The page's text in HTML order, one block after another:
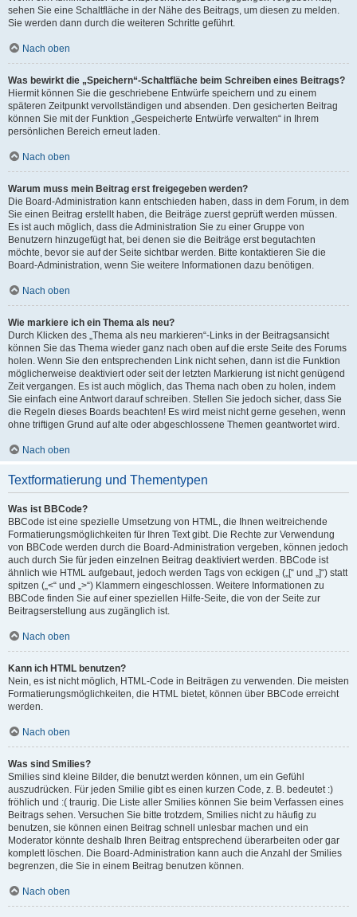
sehen Sie eine Schaltfläche in der Nähe des Beitrags, um diesen zu melden.
Sie werden dann durch die weiteren Schritte geführt.
Nach oben
Was bewirkt die „Speichern“-Schaltfläche beim Schreiben eines Beitrags?
Hiermit können Sie die geschriebene Entwürfe speichern und zu einem
späteren Zeitpunkt vervollständigen und absenden. Den gesicherten Beitrag
können Sie mit der Funktion „Gespeicherte Entwürfe verwalten“ in Ihrem
persönlichen Bereich erneut laden.
Nach oben
Warum muss mein Beitrag erst freigegeben werden?
Die Board-Administration kann entschieden haben, dass in dem Forum, in dem
Sie einen Beitrag erstellt haben, die Beiträge zuerst geprüft werden müssen.
Es ist auch möglich, dass die Administration Sie zu einer Gruppe von
Benutzern hinzugefügt hat, bei denen sie die Beiträge erst begutachten
möchte, bevor sie auf der Seite sichtbar werden. Bitte kontaktieren Sie die
Board-Administration, wenn Sie weitere Informationen dazu benötigen.
Nach oben
Wie markiere ich ein Thema als neu?
Durch Klicken des „Thema als neu markieren“-Links in der Beitragsansicht
können Sie das Thema wieder ganz nach oben auf die erste Seite des Forums
holen. Wenn Sie den entsprechenden Link nicht sehen, dann ist die Funktion
möglicherweise deaktiviert oder seit der letzten Markierung ist nicht genügend
Zeit vergangen. Es ist auch möglich, das Thema nach oben zu holen, indem
Sie einfach eine Antwort darauf schreiben. Stellen Sie jedoch sicher, dass Sie
die Regeln dieses Boards beachten! Es wird meist nicht gerne gesehen, wenn
ohne triftigen Grund auf alte oder abgeschlossene Themen geantwortet wird.
Nach oben
Textformatierung und Thementypen
Was ist BBCode?
BBCode ist eine spezielle Umsetzung von HTML, die Ihnen weitreichende
Formatierungsmöglichkeiten für Ihren Text gibt. Die Rechte zur Verwendung
von BBCode werden durch die Board-Administration vergeben, können jedoch
auch durch Sie für jeden einzelnen Beitrag deaktiviert werden. BBCode ist
ähnlich wie HTML aufgebaut, jedoch werden Tags von eckigen („[“ und „]“) statt
spitzen („<“ und „>“) Klammern eingeschlossen. Weitere Informationen zu
BBCode finden Sie auf einer speziellen Hilfe-Seite, die von der Seite zur
Beitragserstellung aus zugänglich ist.
Nach oben
Kann ich HTML benutzen?
Nein, es ist nicht möglich, HTML-Code in Beiträgen zu verwenden. Die meisten
Formatierungsmöglichkeiten, die HTML bietet, können über BBCode erreicht
werden.
Nach oben
Was sind Smilies?
Smilies sind kleine Bilder, die benutzt werden können, um ein Gefühl
auszudrücken. Für jeden Smilie gibt es einen kurzen Code, z. B. bedeutet :)
fröhlich und :( traurig. Die Liste aller Smilies können Sie beim Verfassen eines
Beitrags sehen. Versuchen Sie bitte trotzdem, Smilies nicht zu häufig zu
benutzen, sie können einen Beitrag schnell unlesbar machen und ein
Moderator könnte deshalb Ihren Beitrag entsprechend überarbeiten oder gar
komplett löschen. Die Board-Administration kann auch die Anzahl der Smilies
begrenzen, die Sie in einem Beitrag benutzen können.
Nach oben